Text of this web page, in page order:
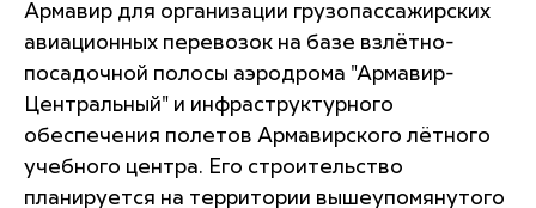
Армавир для организации грузопассажирских
авиационных перевозок на базе взлётно-
посадочной полосы аэродрома "Армавир-
Центральный" и инфраструктурного
обеспечения полетов Армавирского лётного
учебного центра. Его строительство
планируется на территории вышеупомянутого